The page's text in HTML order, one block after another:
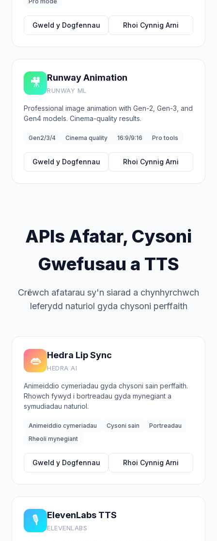
Gweld y Dogfennau Rhoi Cynnig Arni
🎥 Runway Animation
RUNWAY ML
Professional image animation with Gen-2, Gen-3, and
Gen4 models. Cinema-quality results.
Gen2/3/4 Cinema quality 16:9/9:16 Pro tools
Gweld y Dogfennau Rhoi Cynnig Arni
APIs Afatar, Cysoni
Gwefusau a TTS
Crëwch afatarau sy'n siarad a chynhyrchwch
leferydd naturiol gyda chysoni perffaith
👄 Hedra Lip Sync
HEDRA AI
Animeiddio cymeriadau gyda chysoni sain perffaith.
Rhowch fywyd i bortreadau gyda mynegiant a
symudiadau naturiol.
Animeiddio cymeriadau Cysoni sain
Portreadau
Rheoli mynegiant
Gweld y Dogfennau Rhoi Cynnig Arni
🎙️ ElevenLabs TTS
ELEVENLABS